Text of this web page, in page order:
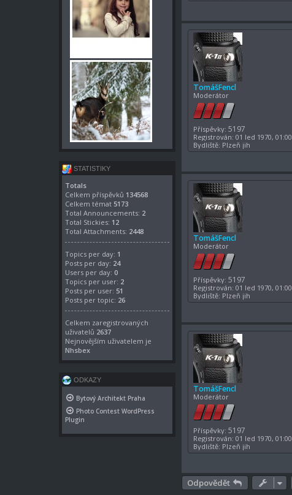
TomášFencl
Moderátor
Příspěvky: 5197
Registrován: 01 led 1970, 01:00
Bydliště: Plzeň jih
TomášFencl
Moderátor
Příspěvky: 5197
Registrován: 01 led 1970, 01:00
Bydliště: Plzeň jih
TomášFencl
Moderátor
Příspěvky: 5197
Registrován: 01 led 1970, 01:00
Bydliště: Plzeň jih
Odpovědět
STATISTIKY
Totals
Celkem příspěvků 134568
Celkem témat 5173
Total Announcements: 2
Total Stickies: 12
Total Attachments: 2448
Topics per day: 1
Posts per day: 24
Users per day: 0
Topics per user: 2
Posts per user: 51
Posts per topic: 26
Celkem zaregistrovaných
uživatelů 2637
Nejnovějším uživatelem je
Nhsbex
ODKAZY
Bytový Architekt Praha
Photo Contest WordPress
Plugin